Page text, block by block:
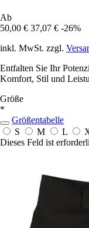
Ab
50,00 € 37,07 € -26%
inkl. MwSt. zzgl.
Entfalten Sie Ihr
Komfort, Stil und
Größe
*
Größentabelle
S
M L
Dieses Feld ist